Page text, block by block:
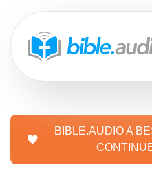
BIBLE.AUDIO A